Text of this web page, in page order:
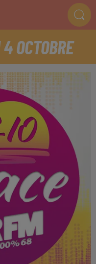
OCTOBRE